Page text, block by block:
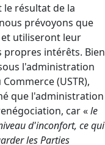
le résultat de la
prévoyons que
utiliseront leur
intérêts. Bien
l'administration
(USTR),
que l'administration
car «le
d'inconfort, ce qui
les Parties